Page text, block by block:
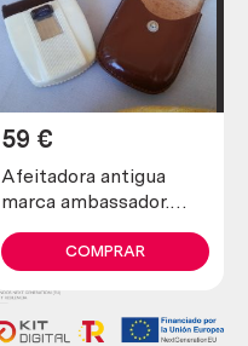
Afeitadora antigua
marca ambassador.
colección
59 €
COMPRAR